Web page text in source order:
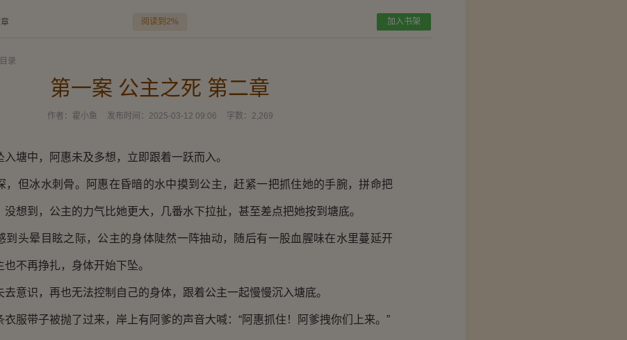
阅读到2% 加入书架
目录
第一案 公主之死 第二章
作者： 霍小鱼 发布时间： 2025-03-12 09:06 字数： 2,269
中，阿惠未及多想，立即跟着一跃而入。
但冰水刺骨。阿惠在昏暗的水中摸到公主，赶紧一把抓住她的手腕，拼命把
没想到，公主的力气比她更大，几番水下拉扯，甚至差点把她按到塘底。
头晕目眩之际，公主的身体陡然一阵抽动，随后有一股血腥味在水里蔓延开
不再挣扎，身体开始下坠。
识，再也无法控制自己的身体，跟着公主一起慢慢沉入塘底。
带子被抛了过来，岸上有阿爹的声音大喊：“阿惠抓住！阿爹拽你们上来。”